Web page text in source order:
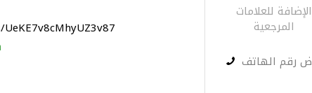
الإضافة للعلامات
المرجعية
رقم الهاتف